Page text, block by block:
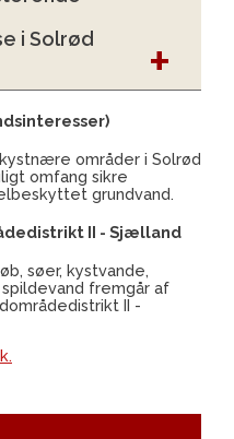
i Solrød
områder i Solrød
omfang sikre
grundvand.
II - Sjælland
søer, kystvande,
fremgår af
II -